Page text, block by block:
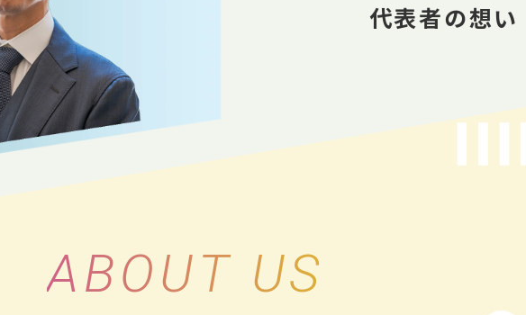
代表者の想い
ABOUT US